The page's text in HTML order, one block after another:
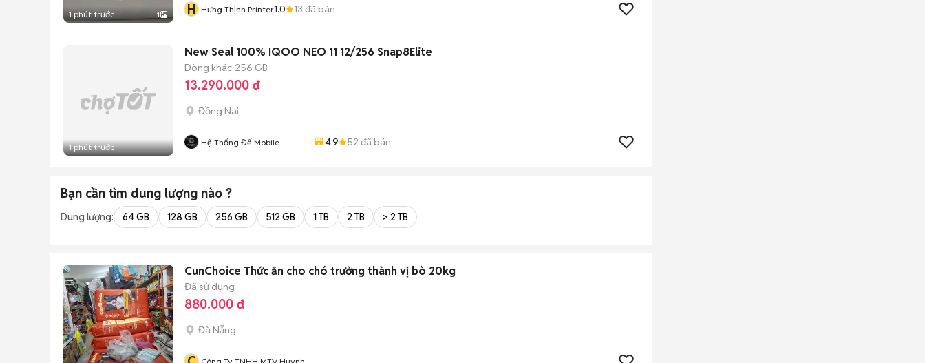
1 phút trước 1 H Hưng Thịnh Printer1.0 13 đã bán
1 phút trước
New Seal 100% IQOO NEO 11 12/256 Snap8Elite
Dòng khác 256 GB
13.290.000 đ
Đồng Nai
Hệ Thống Đế Mobile -
4.9 52 đã bán
Bạn cần tìm dung lượng nào ?
Dung lượng: 64 GB 128 GB 256 GB 512 GB 1 TB 2 TB > 2 TB
CunChoice Thức ăn cho chó trưởng thành vị bò 20kg
Đã sử dụng
880.000 đ
Đà Nẵng